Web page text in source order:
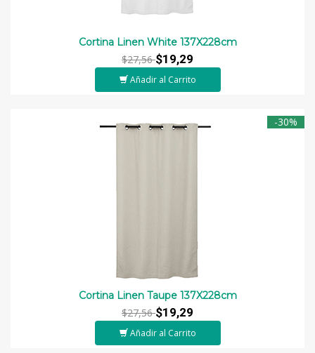
Cortina Linen White 137X228cm
$27,56$19,29
Añadir al Carrito
-30%
Cortina Linen Taupe 137X228cm
$27,56$19,29
Añadir al Carrito